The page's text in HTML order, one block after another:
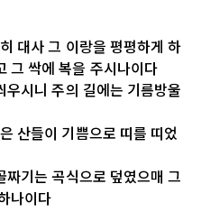
대사 그 이랑을 평평하게 하
그 싹에 복을 주시나이다
시니 주의 길에는 기름방울
산들이 기쁨으로 띠를 띠었
기는 곡식으로 덮였으매 그
나이다